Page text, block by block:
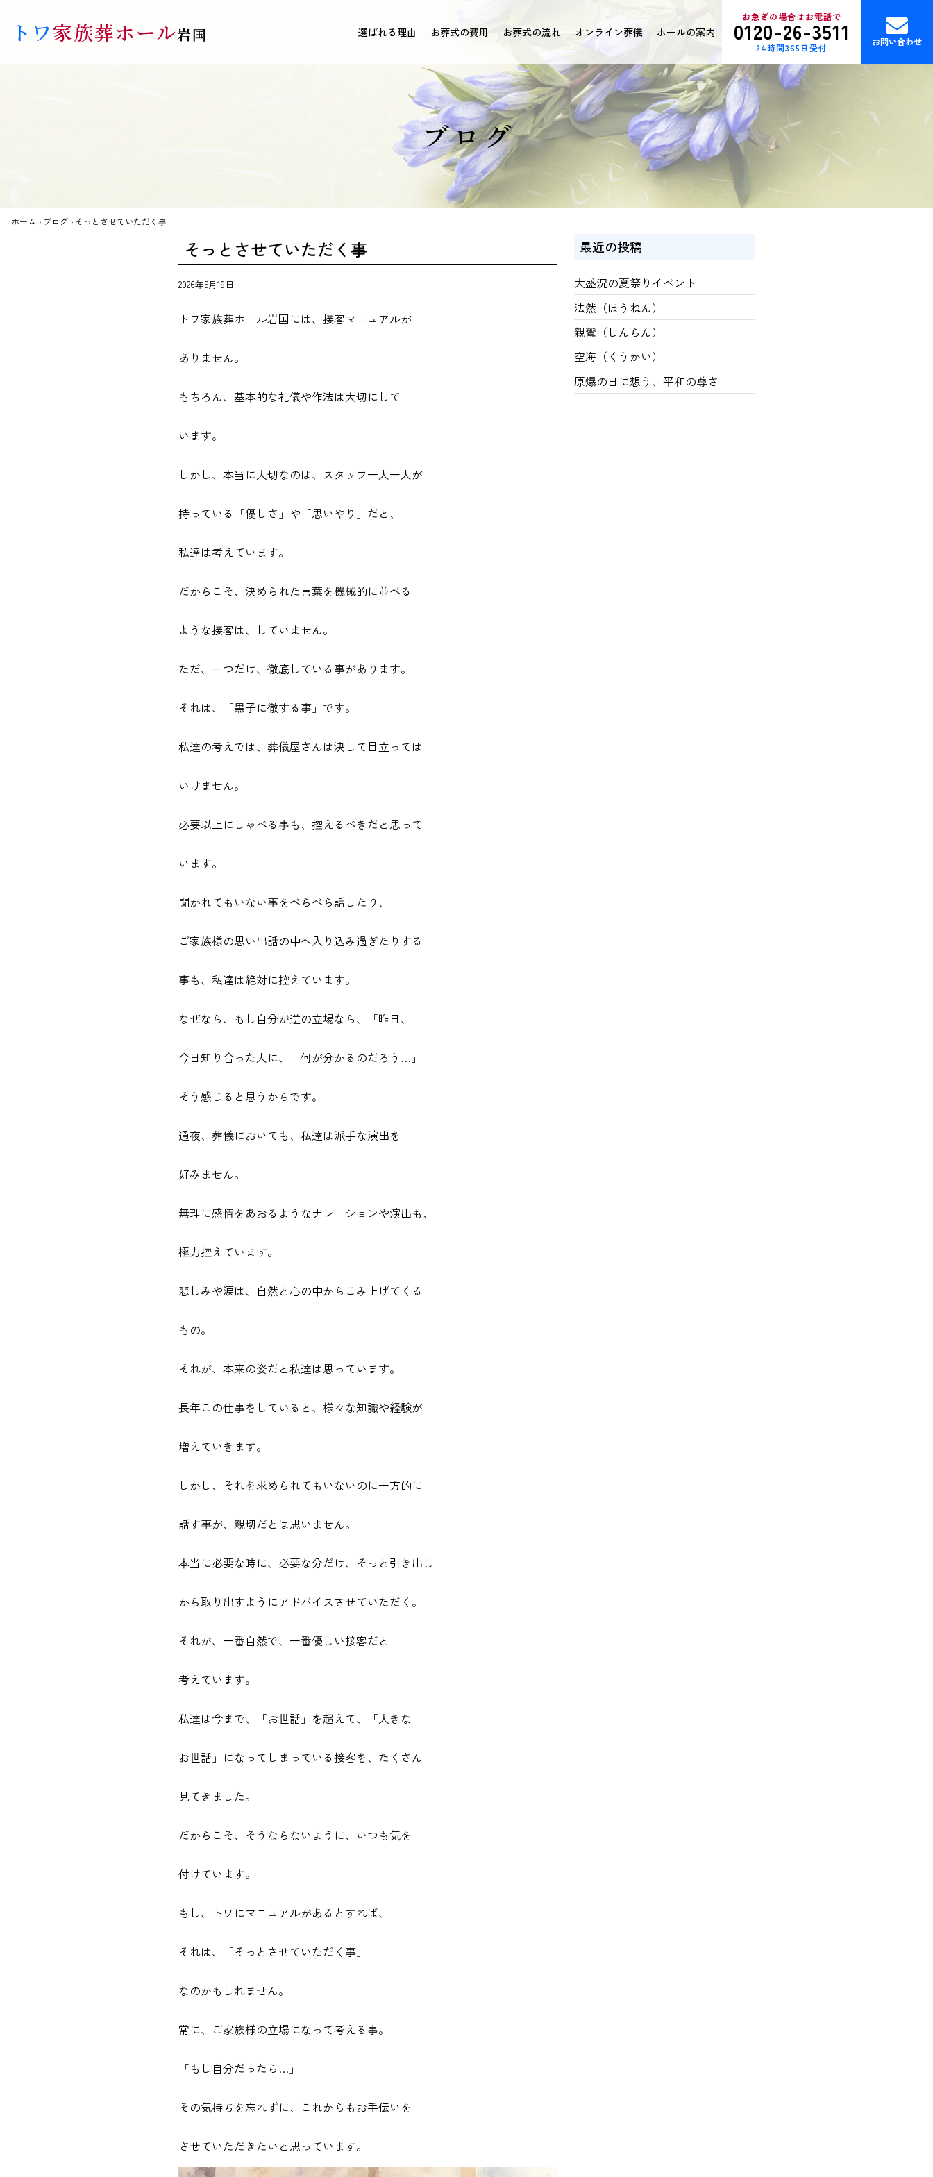
トワ家族葬ホール岩国 選ばれる理由 お葬式の費用 お葬式の流れ オンライン葬儀 ホールの案内
お急ぎの場合はお電話で
0120-26-3511
24時間365日受付
お問い合わせ
ブログ
ホーム › ブログ › そっとさせていただく事
そっとさせていただく事
2026年5月19日
トワ家族葬ホール岩国には、接客マニュアルが
ありません。
もちろん、基本的な礼儀や作法は大切にして
います。
しかし、本当に大切なのは、スタッフ一人一人が
持っている「優しさ」や「思いやり」だと、
私達は考えています。
だからこそ、決められた言葉を機械的に並べる
ような接客は、していません。
ただ、一つだけ、徹底している事があります。
それは、「黒子に徹する事」です。
私達の考えでは、葬儀屋さんは決して目立っては
いけません。
必要以上にしゃべる事も、控えるべきだと思って
います。
聞かれてもいない事をべらべら話したり、
ご家族様の思い出話の中へ入り込み過ぎたりする
事も、私達は絶対に控えています。
なぜなら、もし自分が逆の立場なら、「昨日、
今日知り合った人に、 何が分かるのだろう…」
そう感じると思うからです。
通夜、葬儀においても、私達は派手な演出を
好みません。
無理に感情をあおるようなナレーションや演出も、
極力控えています。
悲しみや涙は、自然と心の中からこみ上げてくる
もの。
それが、本来の姿だと私達は思っています。
長年この仕事をしていると、様々な知識や経験が
増えていきます。
しかし、それを求められてもいないのに一方的に
話す事が、親切だとは思いません。
本当に必要な時に、必要な分だけ、そっと引き出し
から取り出すようにアドバイスさせていただく。
それが、一番自然で、一番優しい接客だと
考えています。
私達は今まで、「お世話」を超えて、「大きな
お世話」になってしまっている接客を、たくさん
見てきました。
だからこそ、そうならないように、いつも気を
付けています。
もし、トワにマニュアルがあるとすれば、
それは、「そっとさせていただく事」
なのかもしれません。
常に、ご家族様の立場になって考える事。
「もし自分だったら…」
その気持ちを忘れずに、これからもお手伝いを
させていただきたいと思っています。
最近の投稿
大盛況の夏祭りイベント
法然（ほうねん）
親鸞（しんらん）
空海（くうかい）
原爆の日に想う、平和の尊さ